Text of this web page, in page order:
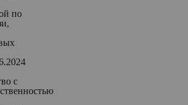
по
с